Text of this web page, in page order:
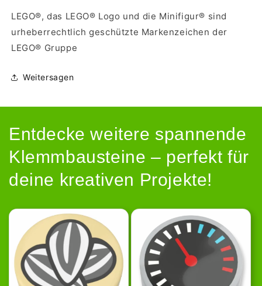
LEGO®, das LEGO® Logo und die Minifigur® sind
urheberrechtlich geschützte Markenzeichen der
LEGO® Gruppe
Weitersagen
Entdecke weitere spannende
Klemmbausteine – perfekt für
deine kreativen Projekte!